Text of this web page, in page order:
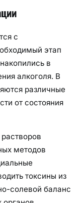
с
этап
в
алкоголя. В
различные
от состояния
методов
токсины из
солевой баланс